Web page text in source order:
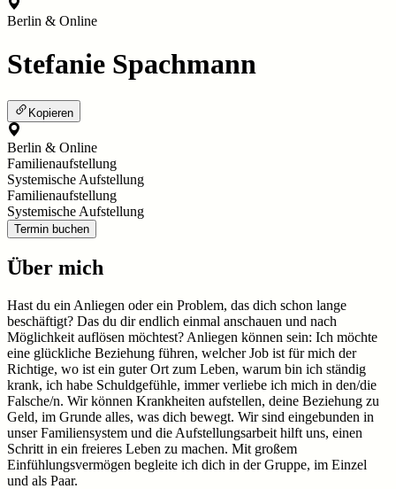
Berlin & Online
Stefanie Spachmann
Kopieren
Berlin & Online
Familienaufstellung
Systemische Aufstellung
Familienaufstellung
Systemische Aufstellung
Termin buchen
Über mich
Hast du ein Anliegen oder ein Problem, das dich schon lange
beschäftigt? Das du dir endlich einmal anschauen und nach
Möglichkeit auflösen möchtest? Anliegen können sein: Ich möchte
eine glückliche Beziehung führen, welcher Job ist für mich der
Richtige, wo ist ein guter Ort zum Leben, warum bin ich ständig
krank, ich habe Schuldgefühle, immer verliebe ich mich in den/die
Falsche/n. Wir können Krankheiten aufstellen, deine Beziehung zu
Geld, im Grunde alles, was dich bewegt. Wir sind eingebunden in
unser Familiensystem und die Aufstellungsarbeit hilft uns, einen
Schritt in ein freieres Leben zu machen. Mit großem
Einfühlungsvermögen begleite ich dich in der Gruppe, im Einzel
und als Paar.